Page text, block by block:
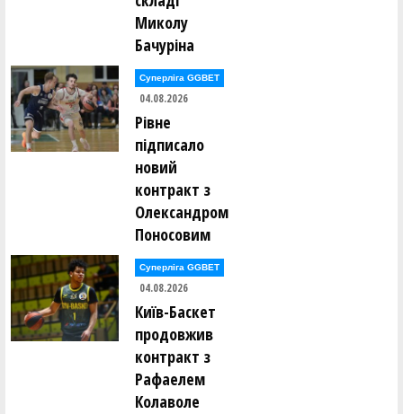
Анастасія Мартовицька ()
Михайло Маслак ()
Олександр Маслов ()
Ігор Мелашич ()
Микита Мельник ()
Нікіта Мельник ()
Андрій Менько ()
Валентин Мирончик ()
Валентин Мирончик ()
Дмитро Михайлов ()
Михайло Мостовий ()
Дмитро Мугайлов ()
Євген Нагорний ()
Олександр Нагорний ()
Дмитро Наседкін ()
Михайло Насонов ()
Михайло Невечеря ()
Роман Недоступ ()
Євгеній Непокритий ()
Богдан Нестеренко ()
Миколу
Бачуріна
Суперліга GGBET
04.08.2026
Рівне
підписало
новий
контракт з
Олександром
Поносовим
Суперліга GGBET
04.08.2026
Київ-Баскет
продовжив
контракт з
Рафаелем
Колаволе